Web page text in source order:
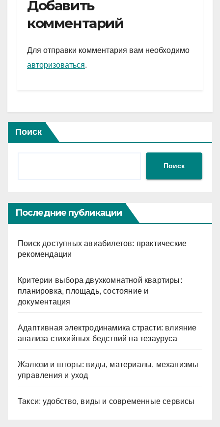
gr
a
m
s
A
p
и
Добавить
комментарий
Для отправки комментария вам необходимо
авторизоваться.
Поиск
Поиск
Последние публикации
Поиск доступных авиабилетов: практические
рекомендации
Критерии выбора двухкомнатной квартиры:
планировка, площадь, состояние и
документация
Адаптивная электродинамика страсти: влияние
анализа стихийных бедствий на тезауруса
Жалюзи и шторы: виды, материалы, механизмы
управления и уход
Такси: удобство, виды и современные сервисы